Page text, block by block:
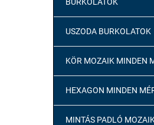
USZODA BURKOLATOK
KÖR MOZAIK MINDEN
HEXAGON MINDEN
MINTÁS PADLÓ